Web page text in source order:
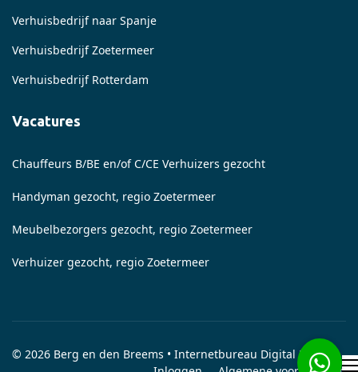
Verhuisbedrijf naar Spanje
Verhuisbedrijf Zoetermeer
Verhuisbedrijf Rotterdam
Vacatures
Chauffeurs B/BE en/of C/CE Verhuizers gezocht
Handyman gezocht, regio Zoetermeer
Meubelbezorgers gezocht, regio Zoetermeer
Verhuizer gezocht, regio Zoetermeer
© 2026 Berg en den Breems • Internetbureau Digital Rock